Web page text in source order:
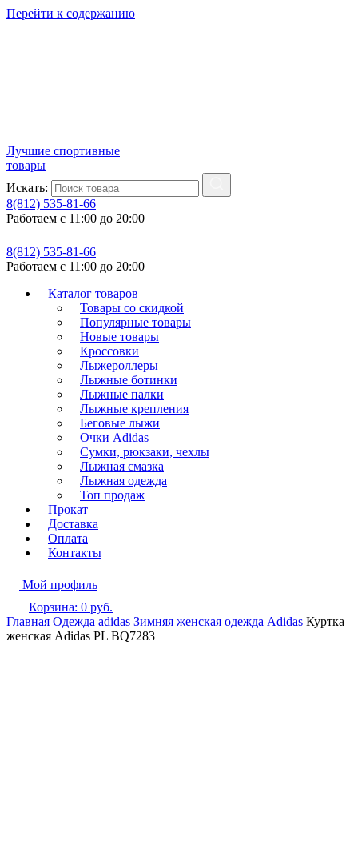
Перейти к содержанию
Лучшие спортивные
товары
Искать:
8(812) 535-81-66
Работаем с 11:00 до 20:00
8(812) 535-81-66
Работаем с 11:00 до 20:00
Каталог товаров
Товары со скидкой
Популярные товары
Новые товары
Кроссовки
Лыжероллеры
Лыжные ботинки
Лыжные палки
Лыжные крепления
Беговые лыжи
Очки Adidas
Сумки, рюкзаки, чехлы
Лыжная смазка
Лыжная одежда
Топ продаж
Прокат
Доставка
Оплата
Контакты
Мой профиль
Корзина: 0 руб.
Главная Одежда adidas Зимняя женская одежда Adidas Куртка
женская Adidas PL BQ7283